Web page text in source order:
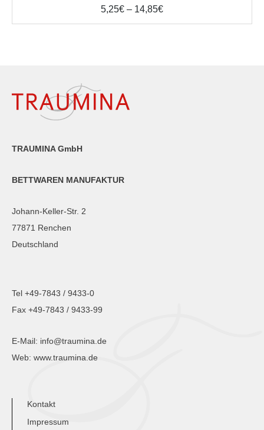
5,25€ – 14,85€Price
TRAUMINA GmbH
BETTWAREN MANUFAKTUR
Johann-Keller-Str. 2
77871 Renchen
Deutschland
Tel +49-7843 / 9433-0
Fax +49-7843 / 9433-99
E-Mail: info@traumina.de
Web: www.traumina.de
Kontakt
Impressum